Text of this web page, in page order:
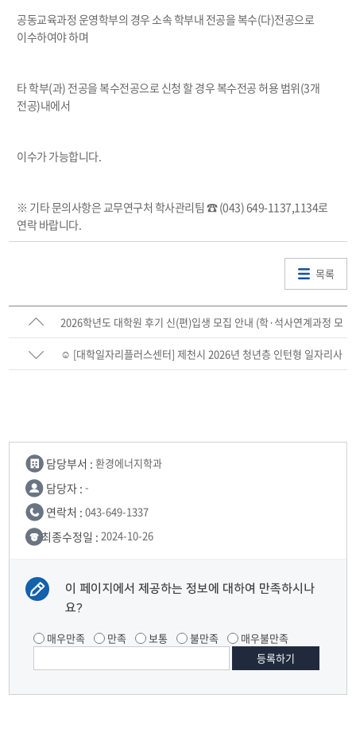
공동교육과정 운영학부의 경우 소속 학부내 전공을 복수(다)전공으로
이수하여야 하며
타 학부(과) 전공을 복수전공으로 신청 할 경우 복수전공 허용 범위(3개
전공)내에서
이수가 가능합니다.
※ 기타 문의사항은 교무연구처 학사관리팀 ☎(043) 649-1137,1134로
연락 바랍니다.
목록
2026학년도 대학원 후기 신(편)입생 모집 안내 (학·석사연계과정 모
집 포함)
☺️ [대학일자리플러스센터] 제천시 2026년 청년층 인턴형 일자리사
담당부서 : 환경에너지학과
담당자 : -
연락처 : 043-649-1337
최종수정일 : 2024-10-26
이 페이지에서 제공하는 정보에 대하여 만족하시나
요?
매우만족 만족 보통 불만족 매우불만족